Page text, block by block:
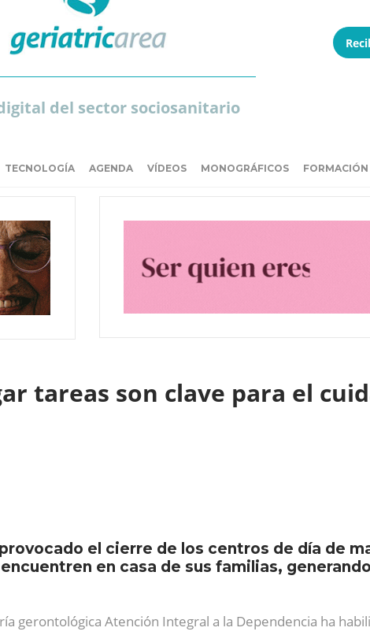
del sector sociosanitario
TECNOLOGÍA AGENDA VÍDEOS MONOGRÁFICOS FORMACIÓN
tareas son clave para el
el cierre de los centros de día de
en casa de sus familias,
gerontológica Atención Integral a la Dependencia ha